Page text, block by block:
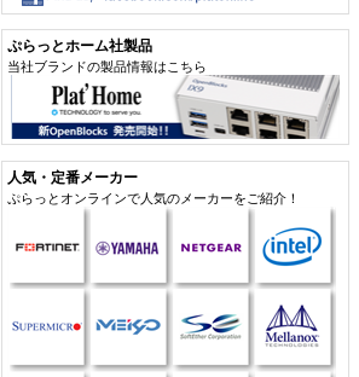
ぷらっとホーム社製品
当社ブランドの製品情報はこちら
人気・定番メーカー
ぷらっとオンラインで人気のメーカーをご紹介！